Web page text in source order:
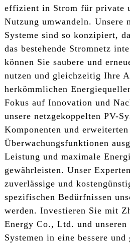
effizient in Strom für private
Nutzung umwandeln. Unsere
Systeme sind so konzipiert,
das bestehende Stromnetz
können Sie saubere und
nutzen und gleichzeitig Ihre
herkömmlichen
Fokus auf Innovation und
unsere netzgekoppelten PV-
Komponenten und erweiterten
Überwachungsfunktionen
Leistung und maximale
gewährleisten. Unser
zuverlässige und
spezifischen Bedürfnissen
werden. Investieren Sie mit
Energy Co., Ltd. und unseren
Systemen in eine bessere